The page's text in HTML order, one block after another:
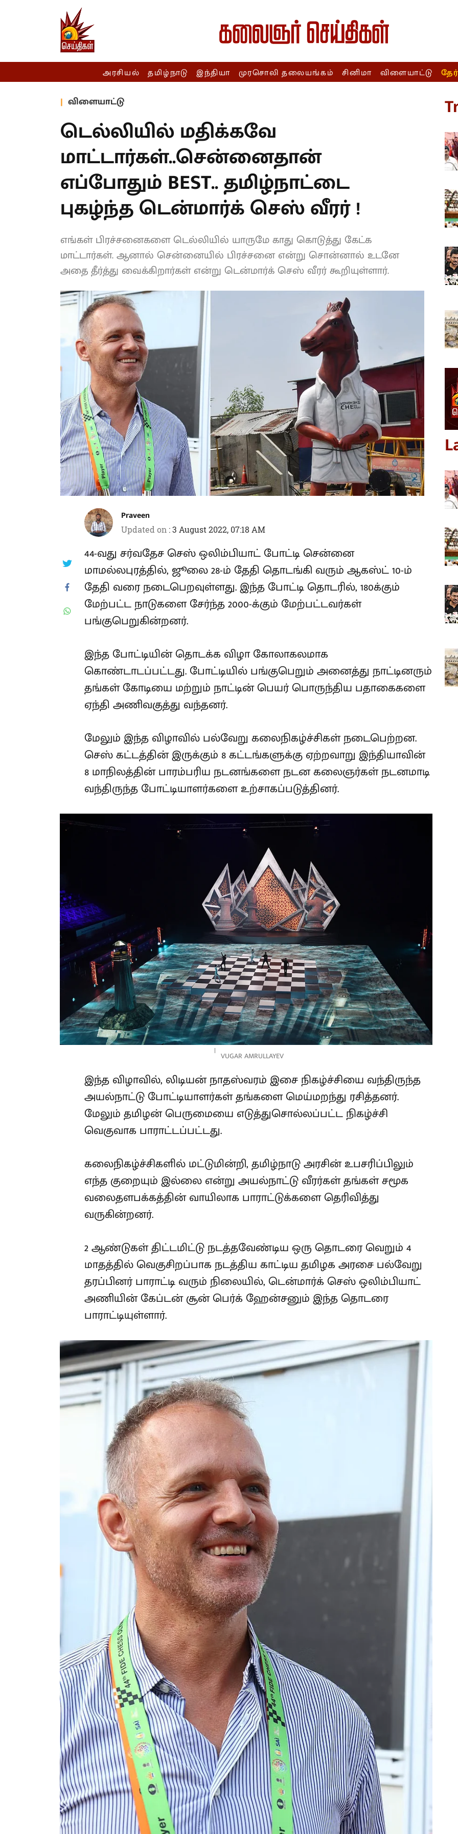
அரசியல் தமிழ்நாடு இந்தியா முரசொலி தலையங்கம் சினிமா விளையாட்டு
விளையாட்டு
டெல்லியில் மதிக்கவே
மாட்டார்கள்..சென்னைதான்
எப்போதும் BEST.. தமிழ்நாட்டை
புகழ்ந்த டென்மார்க் செஸ் வீரர் !
எங்கள் பிரச்சனைகளை டெல்லியில் யாருமே காது கொடுத்து கேட்க
மாட்டார்கள். ஆனால் சென்னையில் பிரச்சனை என்று சொன்னால் உடனே
அதை தீர்த்து வைக்கிறார்கள் என்று டென்மார்க் செஸ் வீரர் கூறியுள்ளார்.
Praveen
Updated on :3 August 2022, 07:18 AM
44-வது சர்வதேச செஸ் ஒலிம்பியாட் போட்டி சென்னை
மாமல்லபுரத்தில், ஜூலை 28-ம் தேதி தொடங்கி வரும் ஆகஸ்ட் 10-ம்
தேதி வரை நடைபெறவுள்ளது. இந்த போட்டி தொடரில், 180க்கும்
மேற்பட்ட நாடுகளை சேர்ந்த 2000-க்கும் மேற்பட்டவர்கள்
பங்குபெறுகின்றனர்.
இந்த போட்டியின் தொடக்க விழா கோலாகலமாக
கொண்டாடப்பட்டது. போட்டியில் பங்குபெறும் அனைத்து நாட்டினரும்
தங்கள் கோடியை மற்றும் நாட்டின் பெயர் பொருந்திய பதாகைகளை
ஏந்தி அணிவகுத்து வந்தனர்.
மேலும் இந்த விழாவில் பல்வேறு கலைநிகழ்ச்சிகள் நடைபெற்றன.
செஸ் கட்டத்தின் இருக்கும் 8 கட்டங்களுக்கு ஏற்றவாறு இந்தியாவின்
8 மாநிலத்தின் பாரம்பரிய நடனங்களை நடன கலைஞர்கள் நடனமாடி
வந்திருந்த போட்டியாளர்களை உற்சாகப்படுத்தினர்.
VUGAR AMRULLAYEV
இந்த விழாவில், லிடியன் நாதஸ்வரம் இசை நிகழ்ச்சியை வந்திருந்த
அயல்நாட்டு போட்டியாளர்கள் தங்களை மெய்மறந்து ரசித்தனர்.
மேலும் தமிழன் பெருமையை எடுத்துசொல்லப்பட்ட நிகழ்ச்சி
வெகுவாக பாராட்டப்பட்டது.
கலைநிகழ்ச்சிகளில் மட்டுமின்றி, தமிழ்நாடு அரசின் உபசரிப்பிலும்
எந்த குறையும் இல்லை என்று அயல்நாட்டு வீரர்கள் தங்கள் சமூக
வலைதளபக்கத்தின் வாயிலாக பாராட்டுக்களை தெரிவித்து
வருகின்றனர்.
2 ஆண்டுகள் திட்டமிட்டு நடத்தவேண்டிய ஒரு தொடரை வெறும் 4
மாதத்தில் வெகுசிறப்பாக நடத்திய காட்டிய தமிழக அரசை பல்வேறு
தரப்பினர் பாராட்டி வரும் நிலையில், டென்மார்க் செஸ் ஒலிம்பியாட்
அணியின் கேப்டன் சூன் பெர்க் ஹேன்சனும் இந்த தொடரை
பாராட்டியுள்ளார்.